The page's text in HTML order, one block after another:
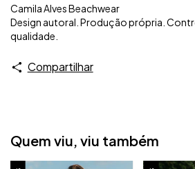
Camila Alves Beachwear
Design autoral. Produção própria.
qualidade.
Compartilhar
Quem viu, viu também